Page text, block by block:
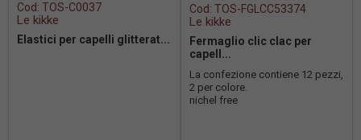
Cod: TOS-C0037
Le kikke
Elastici per capelli glitterat...
Cod: TOS-FGLCC53374
Le kikke
Fermaglio clic clac per
capell...
La confezione contiene 12 pezzi,
2 per colore.
nichel free